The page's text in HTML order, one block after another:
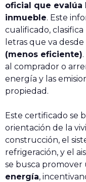
oficial que
inmueble. Este
cualificado,
letras que va desde
(menos eficiente)
al comprador o
energía y las
propiedad.
Este certificado se
orientación de la
construcción, el
refrigeración, y el
se busca promover
energía,